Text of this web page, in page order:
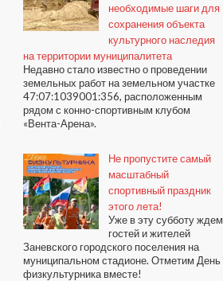
необходимые шаги для
сохранения объекта
культурного наследия
на территории муниципалитета
Недавно стало известно о проведении
земельных работ на земельном участке
47:07:1039001:356, расположенным
рядом с конно-спортивным клубом
«Вента-Арена».
Не пропустите самый
масштабный
спортивный праздник
этого лета!
Уже в эту субботу ждем
гостей и жителей
Заневского городского поселения на
муниципальном стадионе. Отметим День
физкультурника вместе!